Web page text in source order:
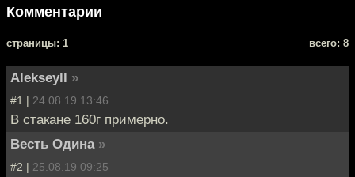
Комментарии
cтраницы: 1 всего: 8
Alekseyll »
#1 | 24.08.19 13:46
В стакане 160г примерно.
Весть Одина »
#2 | 25.08.19 09:25